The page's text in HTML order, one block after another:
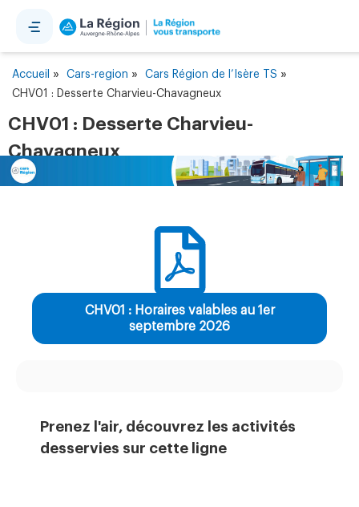
Accueil » Cars-region » Cars Région de l’Isère TS »
CHV01 : Desserte Charvieu-Chavagneux
CHV01 : Desserte Charvieu-
Chavagneux
CHV01 : Horaires valables au 1er
septembre 2026
Prenez l'air, découvrez les activités
desservies sur cette ligne